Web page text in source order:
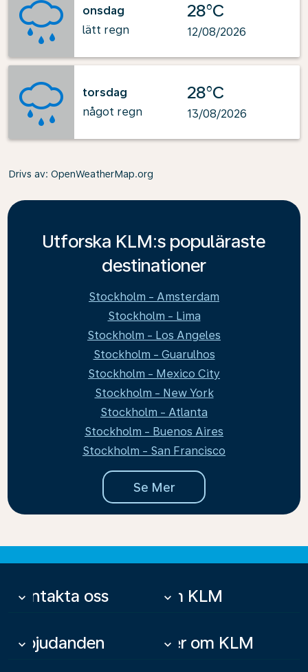
onsdag
lätt regn
28°C
12/08/2026
torsdag
något regn
28°C
13/08/2026
Drivs av: OpenWeatherMap.org
Utforska KLM:s populäraste
destinationer
Stockholm - Amsterdam
Stockholm - Lima
Stockholm - Los Angeles
Stockholm - Guarulhos
Stockholm - Mexico City
Stockholm - New York
Stockholm - Atlanta
Stockholm - Buenos Aires
Stockholm - San Francisco
Se Mer
Kontakta oss
keyboard_arrow_down Om KLM
keyboard_arrow_down
Erbjudanden
keyboard_arrow_down Mer om KLM
keyboard_arrow_down